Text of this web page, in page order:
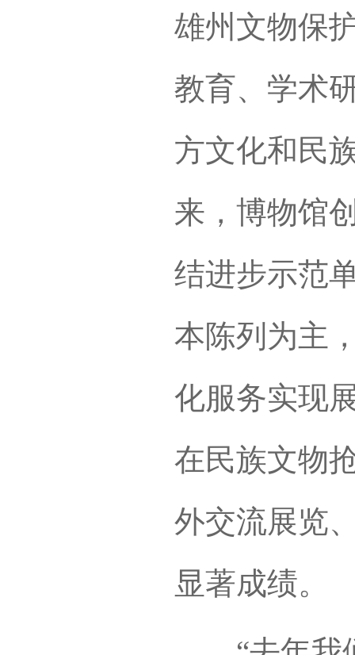
雄州文物保
教育、学术
方文化和民
来，博物馆
结进步示范
本陈列为主
化服务实现
在民族文物
外交流展览
显著成绩。